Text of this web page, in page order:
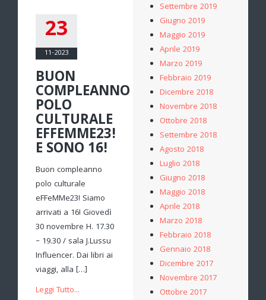
23
11-2023
BUON
COMPLEANNO
POLO
CULTURALE
EFFEMME23!
E SONO 16!
Buon compleanno
polo culturale
eFFeMMe23! Siamo
arrivati a 16! Giovedì
30 novembre H. 17.30
– 19.30 / sala J.Lussu
Influencer. Dai libri ai
viaggi, alla […]
Leggi Tutto...
Settembre 2019
Giugno 2019
Maggio 2019
Aprile 2019
Marzo 2019
Febbraio 2019
Dicembre 2018
Novembre 2018
Ottobre 2018
Settembre 2018
Agosto 2018
Luglio 2018
Giugno 2018
Maggio 2018
Aprile 2018
Marzo 2018
Febbraio 2018
Gennaio 2018
Dicembre 2017
Novembre 2017
Ottobre 2017